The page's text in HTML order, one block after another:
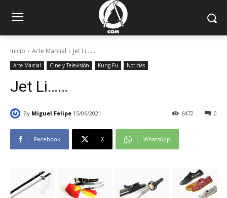
Inicio Arte Marcial Jet Li......
Arte Marcial Cine y Televisión Kung Fu Noticias
Jet Li……
By Miguel Felipe 15/06/2021 0
6472
Facebook X WhatsApp